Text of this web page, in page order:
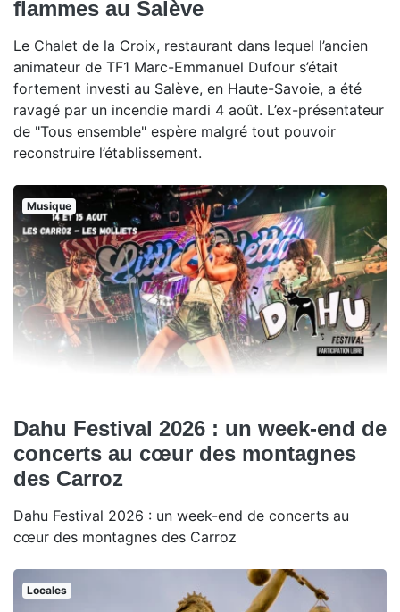
flammes au Salève
Le Chalet de la Croix, restaurant dans lequel l’ancien
animateur de TF1 Marc-Emmanuel Dufour s’était
fortement investi au Salève, en Haute-Savoie, a été
ravagé par un incendie mardi 4 août. L’ex-présentateur
de "Tous ensemble" espère malgré tout pouvoir
reconstruire l’établissement.
Musique
Dahu Festival 2026 : un week-end de
concerts au cœur des montagnes
des Carroz
Dahu Festival 2026 : un week-end de concerts au
cœur des montagnes des Carroz
Locales